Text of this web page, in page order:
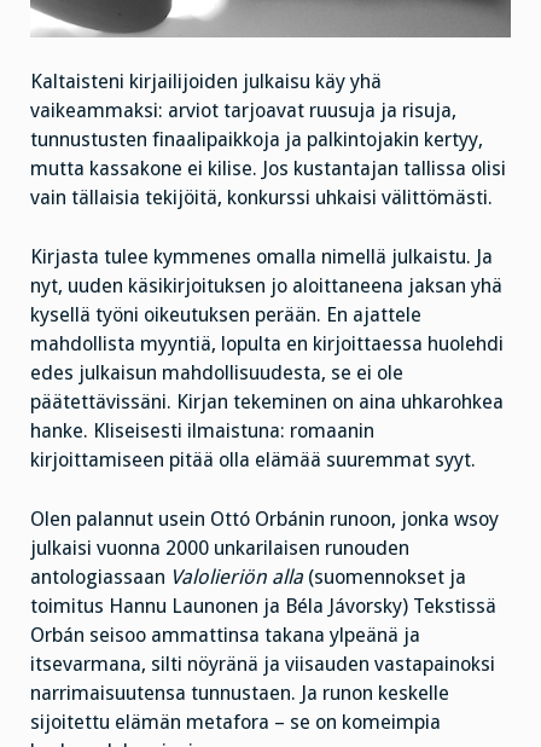
Kaltaisteni kirjailijoiden julkaisu käy yhä
vaikeammaksi: arviot tarjoavat ruusuja ja risuja,
tunnustusten finaalipaikkoja ja palkintojakin kertyy,
mutta kassakone ei kilise. Jos kustantajan tallissa olisi
vain tällaisia tekijöitä, konkurssi uhkaisi välittömästi.
Kirjasta tulee kymmenes omalla nimellä julkaistu. Ja
nyt, uuden käsikirjoituksen jo aloittaneena jaksan yhä
kysellä työni oikeutuksen perään. En ajattele
mahdollista myyntiä, lopulta en kirjoittaessa huolehdi
edes julkaisun mahdollisuudesta, se ei ole
päätettävissäni. Kirjan tekeminen on aina uhkarohkea
hanke. Kliseisesti ilmaistuna: romaanin
kirjoittamiseen pitää olla elämää suuremmat syyt.
Olen palannut usein Ottó Orbánin runoon, jonka wsoy
julkaisi vuonna 2000 unkarilaisen runouden
antologiassaan Valolieriön alla (suomennokset ja
toimitus Hannu Launonen ja Béla Jávorsky) Tekstissä
Orbán seisoo ammattinsa takana ylpeänä ja
itsevarmana, silti nöyränä ja viisauden vastapainoksi
narrimaisuutensa tunnustaen. Ja runon keskelle
sijoitettu elämän metafora – se on komeimpia